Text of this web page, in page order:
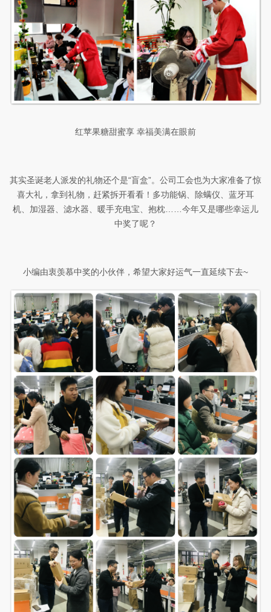
红苹果糖甜蜜享 幸福美满在眼前
其实圣诞老人派发的礼物还个是“盲盒”。公司工会也为大家准备了惊
喜大礼，拿到礼物，赶紧拆开看看！多功能锅、除螨仪、蓝牙耳
机、加湿器、滤水器、暖手充电宝、抱枕……今年又是哪些幸运儿
中奖了呢？
小编由衷羡慕中奖的小伙伴，希望大家好运气一直延续下去~